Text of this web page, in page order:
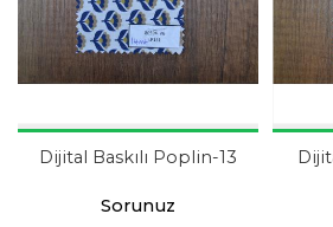
Dijital Baskılı Poplin-13
Sorunuz